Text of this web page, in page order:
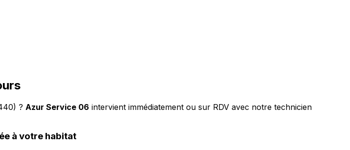
? Azur Service 06 intervient immédiatement ou sur RDV avec notre technicien
à votre habitat